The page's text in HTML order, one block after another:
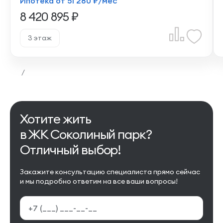
8 420 895 ₽
3 этаж
/
Хотите жить
в ЖК Соколиный парк?
Отличный выбор!
Закажите консультацию специалиста прямо сейчас
и мы подробно ответим на все ваши вопросы!